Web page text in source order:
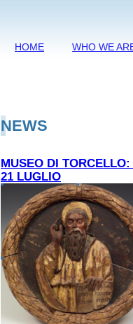
HOME WHO WE
NEWS
MUSEO DI
21 LUGLIO